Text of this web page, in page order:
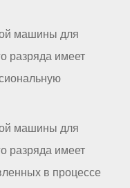
машины для
разряда имеет
машины для
разряда имеет
в процессе